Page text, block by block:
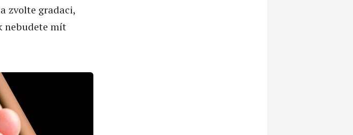
zvolte gradaci,
nebudete mít